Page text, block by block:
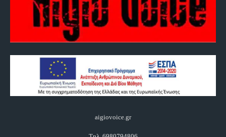
aigiovoice.gr